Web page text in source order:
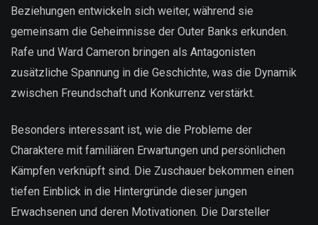
Beziehungen entwickeln sich weiter, während sie
gemeinsam die Geheimnisse der Outer Banks erkunden.
Rafe und Ward Cameron bringen als Antagonisten
zusätzliche Spannung in die Geschichte, was die Dynamik
zwischen Freundschaft und Konkurrenz verstärkt.
Besonders interessant ist, wie die Probleme der
Charaktere mit familiären Erwartungen und persönlichen
Kämpfen verknüpft sind. Die Zuschauer bekommen einen
tiefen Einblick in die Hintergründe dieser jungen
Erwachsenen und deren Motivationen. Die Darsteller